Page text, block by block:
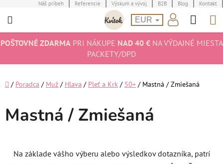
na
Náš príbeh Referencie Výskum a vývoj B2B Blog Kontakt
EUR
POŠTOVNÉ ZDARMAPRI NÁKUPE NAD 40 €NA VÝDAJNÉ MIESTA
PACKETY/DPD
Domov
/ Poradca / Muž / Hlava / Pleť a Krk / 50+ / Mastná / Zmiešaná
Mastná / Zmiešaná
Na základe vášho výberu alebo výsledkov dotazníka, patrí